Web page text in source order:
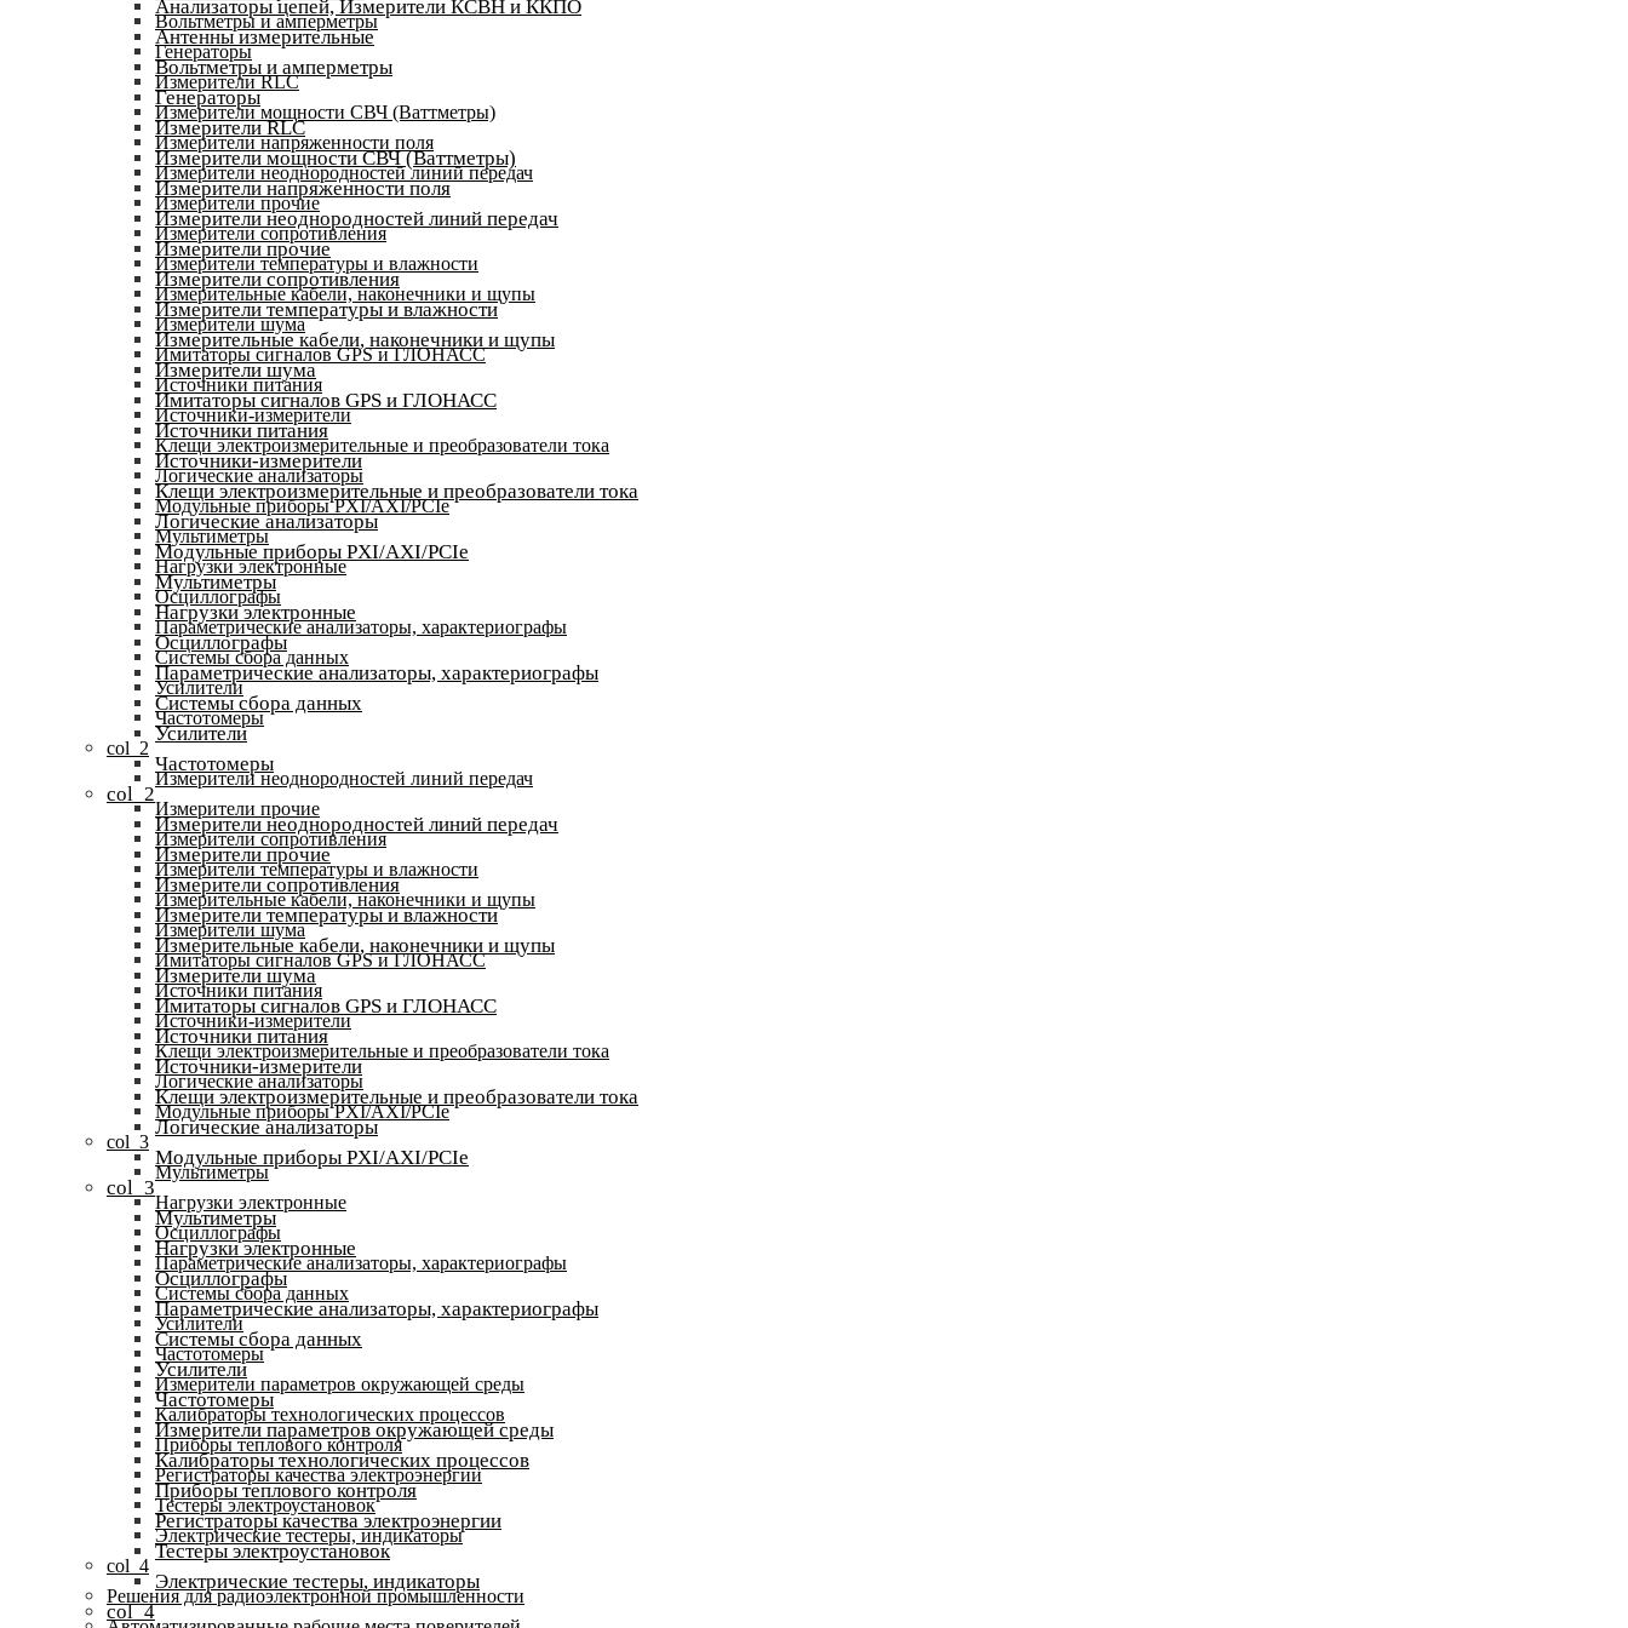
Вольтметры и амперметры
Генераторы
Измерители RLC
Измерители мощности СВЧ (Ваттметры)
Измерители напряженности поля
Измерители неоднородностей линий передач
Измерители прочие
Измерители сопротивления
Измерители температуры и влажности
Измерительные кабели, наконечники и щупы
Измерители шума
Имитаторы сигналов GPS и ГЛОНАСС
Источники питания
Источники-измерители
Клещи электроизмерительные и преобразователи тока
Логические анализаторы
Модульные приборы PXI/AXI/PCIe
Мультиметры
Нагрузки электронные
Осциллографы
Параметрические анализаторы, характериографы
Системы сбора данных
Усилители
Частотомеры
col_2
Измерители неоднородностей линий передач
Измерители прочие
Измерители сопротивления
Измерители температуры и влажности
Измерительные кабели, наконечники и щупы
Измерители шума
Имитаторы сигналов GPS и ГЛОНАСС
Источники питания
Источники-измерители
Клещи электроизмерительные и преобразователи тока
Логические анализаторы
Модульные приборы PXI/AXI/PCIe
col_3
Мультиметры
Нагрузки электронные
Осциллографы
Параметрические анализаторы, характериографы
Системы сбора данных
Усилители
Частотомеры
Измерители параметров окружающей среды
Калибраторы технологических процессов
Приборы теплового контроля
Регистраторы качества электроэнергии
Тестеры электроустановок
Электрические тестеры, индикаторы
col_4
Решения для радиоэлектронной промышленности
Анализаторы цепей, Измерители КСВН и ККПО
Антенны измерительные
Вольтметры и амперметры
Генераторы
Измерители RLC
Измерители мощности СВЧ (Ваттметры)
Измерители напряженности поля
Измерители неоднородностей линий передач
Измерители прочие
Измерители сопротивления
Измерители температуры и влажности
Измерительные кабели, наконечники и щупы
Измерители шума
Имитаторы сигналов GPS и ГЛОНАСС
Источники питания
Источники-измерители
Клещи электроизмерительные и преобразователи тока
Логические анализаторы
Модульные приборы PXI/AXI/PCIe
Мультиметры
Нагрузки электронные
Осциллографы
Параметрические анализаторы, характериографы
Системы сбора данных
Усилители
Частотомеры
col_2
Измерители неоднородностей линий передач
Измерители прочие
Измерители сопротивления
Измерители температуры и влажности
Измерительные кабели, наконечники и щупы
Измерители шума
Имитаторы сигналов GPS и ГЛОНАСС
Источники питания
Источники-измерители
Клещи электроизмерительные и преобразователи тока
Логические анализаторы
Модульные приборы PXI/AXI/PCIe
col_3
Мультиметры
Нагрузки электронные
Осциллографы
Параметрические анализаторы, характериографы
Системы сбора данных
Усилители
Частотомеры
Измерители параметров окружающей среды
Калибраторы технологических процессов
Приборы теплового контроля
Регистраторы качества электроэнергии
Тестеры электроустановок
Электрические тестеры, индикаторы
col_4